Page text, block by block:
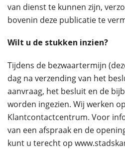
van dienst te kunnen zijn,
bovenin deze publicatie te
Wilt u de stukken inzien?
Tijdens de bezwaartermijn
dag na verzending van het
aanvraag, het besluit en de
worden ingezien. Wij werken
Klantcontactcentrum. Voor
van een afspraak en de
kunt u terecht op